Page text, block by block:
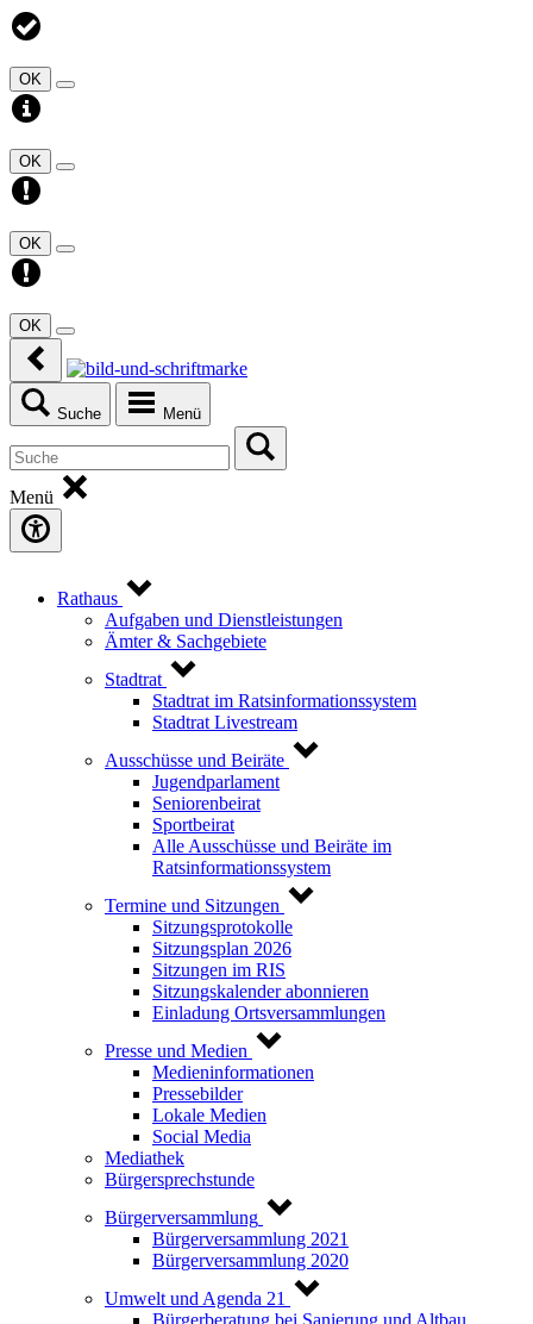
OK
OK
OK
OK
Suche Menü
Menü
Rathaus
Aufgaben und Dienstleistungen
Ämter & Sachgebiete
Stadtrat
Stadtrat im Ratsinformationssystem
Stadtrat Livestream
Ausschüsse und Beiräte
Jugendparlament
Seniorenbeirat
Sportbeirat
Alle Ausschüsse und Beiräte im
Ratsinformationssystem
Termine und Sitzungen
Sitzungsprotokolle
Sitzungsplan 2026
Sitzungen im RIS
Sitzungskalender abonnieren
Einladung Ortsversammlungen
Presse und Medien
Medieninformationen
Pressebilder
Lokale Medien
Social Media
Mediathek
Bürgersprechstunde
Bürgerversammlung
Bürgerversammlung 2021
Bürgerversammlung 2020
Umwelt und Agenda 21
Bürgerberatung bei Sanierung und Altbau